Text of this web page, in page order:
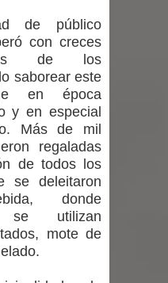
de público
con creces
de los
saborear este
en época
y en especial
Más de mil
regaladas
de todos los
se deleitaron
donde
se utilizan
mote de